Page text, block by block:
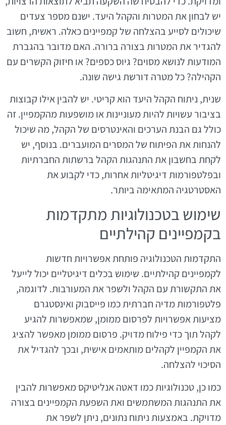
יש לבחון את המטרות והקהל היעד. ישנם מספר צעדים
שיכולים לסייע בהצלחה של קמפיינים כאלה. ראשית, חשוב
להגדיר את המטרות בצורה ברורה. האם מדובר בהגברת
המודעות לנושא מסוים? גיוס כספים? או חיזוק הקשרים עם
הקהילה? כל מטרה דורשת גישה שונה.
שנית, ניתוח הקהל היעד הוא קריטי. יש להבין אילו קבוצות
בציבור עשויות להיות מעוניינות או מושפעות מהקמפיין. זה
כולל גם הבנת הערכים והאינטרסים של הקהל, מה שיכול
להנחות את הפיתוח של המסרים המועברים. בנוסף, יש
לקחת בחשבון את התנהגות הקהל ברשתות החברתיות
ובפלטפורמות דיגיטליות אחרות, כדי לקבוע את
האסטרטגיה המתאימה ביותר.
שימוש בטכנולוגיות מתקדמות
בקמפיינים קהילתיים
התקדמות הטכנולוגיה פותחת אפשרויות חדשות
לקמפיינים קהילתיים. שימוש בכלים דיגיטליים יכול לייעל
את התקשורת עם הקהל ולשפר את המעורבות. לדוגמה,
פלטפורמות מדיה חברתית כמו פייסבוק ואינסטגרם
מציעות אפשרויות לפרסום ממומן, שמאפשרות להגיע
לקהל תוך כדי פילוח מדויק. פרסום ממומן מאפשר להציג
את הקמפיין לקהלים מותאמים אישית, ובכך להגדיל את
הסיכוי להצלחה.
כמו כן, טכנולוגיות כמו דאטה אנליטיקס מאפשרות להבין
את התנהגות המשתמשים ואת השפעת הקמפיינים בצורה
מדויקת. באמצעות ניתוח נתונים, ניתן לשפר את